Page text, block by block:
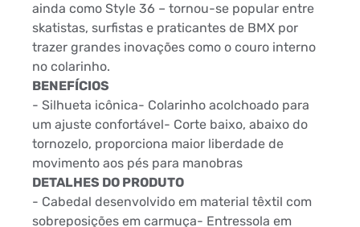
ainda como Style 36 – tornou-se popular entre
skatistas, surfistas e praticantes de BMX por
trazer grandes inovações como o couro interno
no colarinho.
BENEFÍCIOS
- Silhueta icônica- Colarinho acolchoado para
um ajuste confortável- Corte baixo, abaixo do
tornozelo, proporciona maior liberdade de
movimento aos pés para manobras
DETALHES DO PRODUTO
- Cabedal desenvolvido em material têxtil com
sobreposições em carmuça- Entressola em